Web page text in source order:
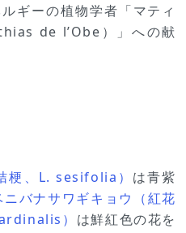
ギーの植物学者「マティ
de l’Obe）」への献
梗、L. sesifolia） は青紫
ニバナサワギキョウ（紅花
） は鮮紅色の花を